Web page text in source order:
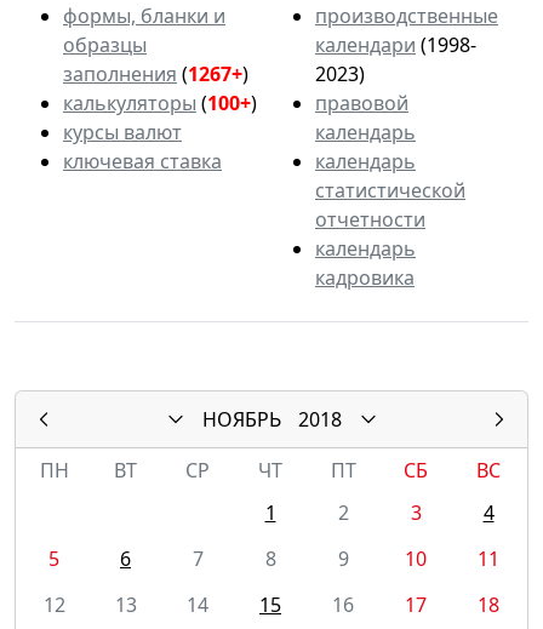
формы, бланки и
образцы
заполнения (1267+)
калькуляторы (100+)
курсы валют
ключевая ставка
производственные
календари (1998-
2023)
правовой
календарь
календарь
статистической
отчетности
календарь
кадровика
НОЯБРЬ
2018
ПН
ВТ СР ЧТ ПТ СБ
ВС
1
2 3
4
5
6 7 8 9 10
11
12
13 14 15 16 17
18